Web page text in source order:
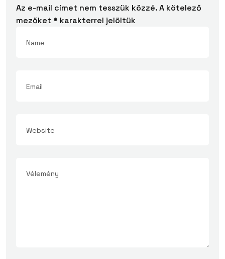
Az e-mail címet nem tesszük közzé.A kötelező
mezőket * karakterrel jelöltük